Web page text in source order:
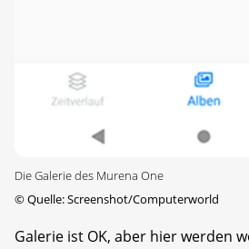
Die Galerie des Murena One
©Quelle: Screenshot/Computerworld
Galerie ist OK, aber hier werden